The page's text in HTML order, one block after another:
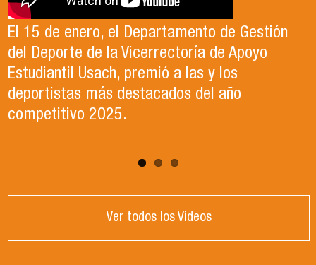
El 15 de enero, el Departamento de Gestión
del Deporte de la Vicerrectoría de Apoyo
Estudiantil Usach, premió a las y los
deportistas más destacados del año
competitivo 2025.
En este segundo capítulo conoceremos el
Proyecto Ludo Inclusión, liderado por el
profesor Claudio Farías y estudiantes de
Pedagogía en Educación Física de la Facultad
de Ciencias Médicas de la Uni
Te invitamos a revisar el video de nuestro
candidato , el Dr. Celso Sanchez para el cargo
de Director de Escuela período 2025-2026.
Ver todos los Videos